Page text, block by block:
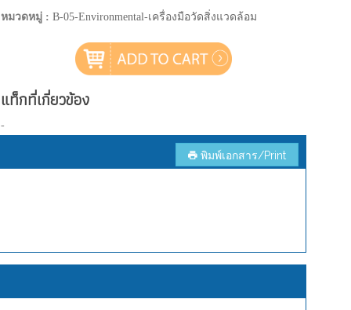
หมวดหมู่ : B-05-Environmental-เครื่องมือวัดสิ่งแวดล้อม
แท็กที่เกี่ยวข้อง
-
พิมพ์เอกสาร/Print